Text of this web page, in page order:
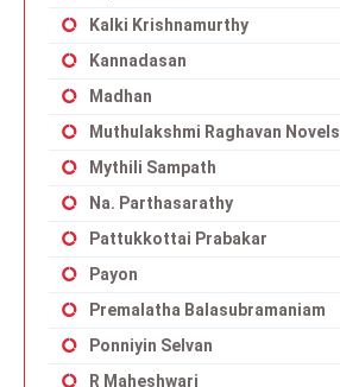
Kalki Krishnamurthy
Kannadasan
Madhan
Muthulakshmi Raghavan Novels
Mythili Sampath
Na. Parthasarathy
Pattukkottai Prabakar
Payon
Premalatha Balasubramaniam
Ponniyin Selvan
R Maheshwari